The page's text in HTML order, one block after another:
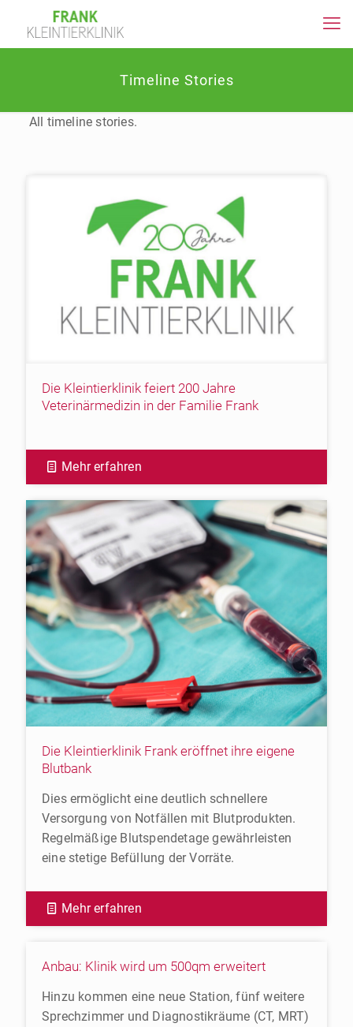
Timeline Stories
All timeline stories.
Die Kleintierklinik feiert 200 Jahre
Veterinärmedizin in der Familie Frank
Mehr erfahren
Die Kleintierklinik Frank eröffnet ihre eigene
Blutbank
Dies ermöglicht eine deutlich schnellere
Versorgung von Notfällen mit Blutprodukten.
Regelmäßige Blutspendetage gewährleisten
eine stetige Befüllung der Vorräte.
Mehr erfahren
Anbau: Klinik wird um 500qm erweitert
Hinzu kommen eine neue Station, fünf weitere
Sprechzimmer und Diagnostikräume (CT, MRT)